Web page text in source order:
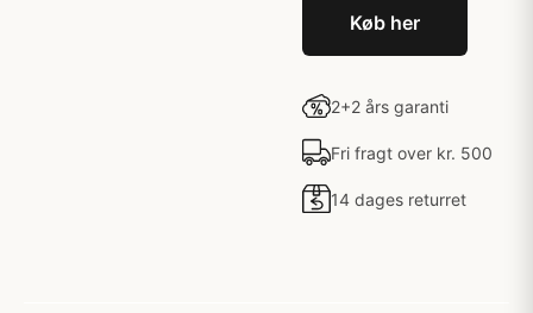
Køb her
2+2 års garanti
Fri fragt over kr. 500
14 dages returret